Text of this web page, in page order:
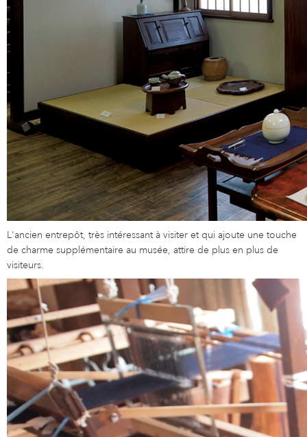
L'ancien entrepôt, très intéressant à visiter et qui ajoute une touche
de charme supplémentaire au musée, attire de plus en plus de
visiteurs.